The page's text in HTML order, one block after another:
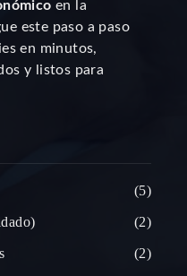
en la
este paso a paso
en minutos,
y listos para
5
2
2